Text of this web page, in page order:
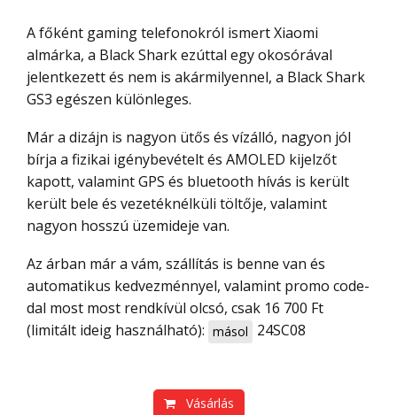
A főként gaming telefonokról ismert Xiaomi
almárka, a Black Shark ezúttal egy okosórával
jelentkezett és nem is akármilyennel, a Black Shark
GS3 egészen különleges.
Már a dizájn is nagyon ütős és vízálló, nagyon jól
bírja a fizikai igénybevételt és AMOLED kijelzőt
kapott, valamint GPS és bluetooth hívás is került
került bele és vezetéknélküli töltője, valamint
nagyon hosszú üzemideje van.
Az árban már a vám, szállítás is benne van és
automatikus kedvezménnyel, valamint promo code-
dal most most rendkívül olcsó, csak 16 700 Ft
(limitált ideig használható): másol 24SC08
Vásárlás